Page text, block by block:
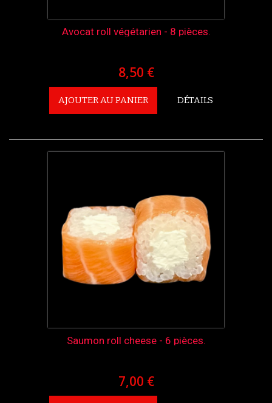
Avocat roll végétarien - 8 pièces.
8,50 €
AJOUTER AU PANIER DÉTAILS
Saumon roll cheese - 6 pièces.
7,00 €